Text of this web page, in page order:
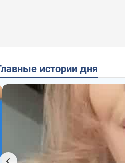
Главные истории дня